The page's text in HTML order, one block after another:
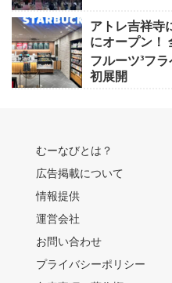
アトレ吉祥寺
にオープン！
フルーツ³フ
初展開
むーなびとは？
広告掲載について
情報提供
運営会社
お問い合わせ
プライバシーポリシー